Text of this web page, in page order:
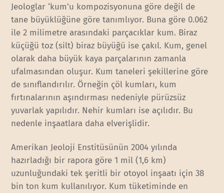
Jeologlar ‘kum’u kompozisyonuna göre değil de
tane büyüklüğüne göre tanımlıyor. Buna göre 0.062
ile 2 milimetre arasındaki parçacıklar kum. Biraz
küçüğü toz (silt) biraz büyüğü ise çakıl. Kum, genel
olarak daha büyük kaya parçalarının zamanla
ufalmasından oluşur. Kum taneleri şekillerine göre
de sınıflandırılır. Örneğin çöl kumları, kum
fırtınalarının aşındırması nedeniyle pürüzsüz
yuvarlak yapılıdır. Nehir kumları ise açılıdır. Bu
nedenle inşaatlara daha elverişlidir.
Amerikan Jeoloji Enstitüsünün 2004 yılında
hazırladığı bir rapora göre 1 mil (1,6 km)
uzunluğundaki tek şeritli bir otoyol inşaatı için 38
bin ton kum kullanılıyor. Kum tüketiminde en